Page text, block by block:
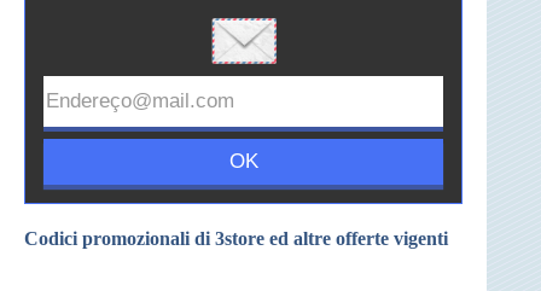
Codici promozionali di 3store ed altre offerte vigenti